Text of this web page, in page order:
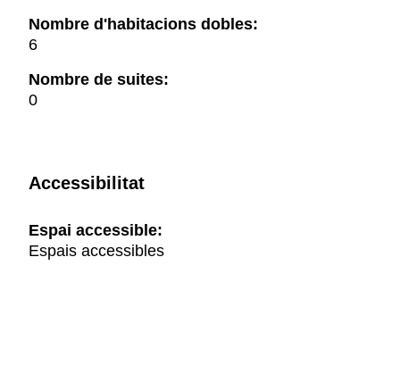
Nombre d'habitacions dobles:
6
Nombre de suites:
0
Accessibilitat
Espai accessible:
Espais accessibles